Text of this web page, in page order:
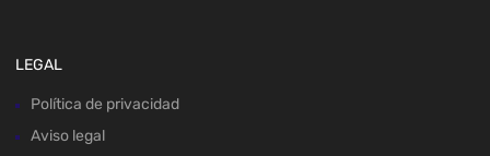
LEGAL
Política de privacidad
Aviso legal